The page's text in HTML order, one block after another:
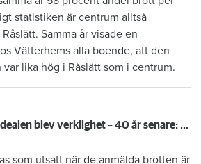
statistiken är centrum alltså
Samma år visade en
Vätterhems alla boende, att den
lika hög i Råslätt som i centrum.
Kompisdealen blev verklighet – 40 år senare: "Flera fina fördelar med att dela bostad"
som utsatt när de anmälda brotten är